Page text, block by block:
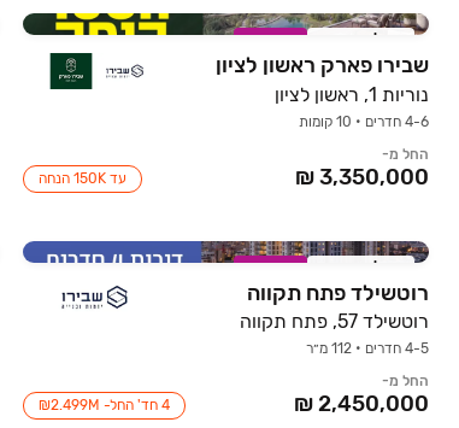
אכלוס קרוב במבצע
שבירו פארק ראשון לציון
נוריות 1, ראשון לציון
4-6 חדרים • 10 קומות
החל מ-
עד 150K הנחה
אכלוס קרוב במבצע
רוטשילד פתח תקווה
רוטשילד 57, פתח תקווה
4-5 חדרים • 112 מ״ר
החל מ-
4 חד' החל- 2.499M₪